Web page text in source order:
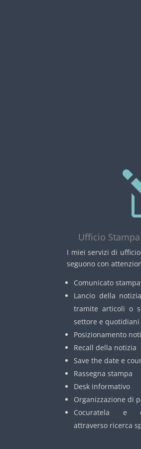
Ufficio
I miei servizi di
seguono con
Comunicato
Lancio della
tramite articoli o
settore e quotidiani
Posizionamento
Recall della notizia
Save the date e
Rassegna stampa
Desk informativo
Organizzazione di
Cocuratela e
attraverso ricerca